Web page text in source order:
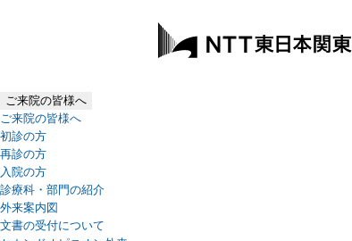
ご来院の皆様へ
ご来院の皆様へ
初診の方
再診の方
入院の方
診療科・部門の紹介
外来案内図
文書の受付について